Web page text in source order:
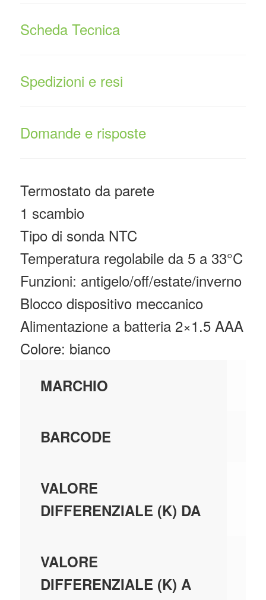
Scheda Tecnica
Spedizioni e resi
Domande e risposte
Termostato da parete
1 scambio
Tipo di sonda NTC
Temperatura regolabile da 5 a 33°C
Funzioni: antigelo/off/estate/inverno
Blocco dispositivo meccanico
Alimentazione a batteria 2×1.5 AAA
Colore: bianco
MARCHIO
BARCODE
VALORE
DIFFERENZIALE (K) DA
VALORE
DIFFERENZIALE (K) A